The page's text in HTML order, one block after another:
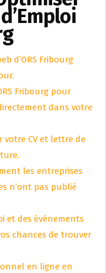
d’ORS Fribourg
Fribourg pour
dans votre
votre CV et lettre de
les entreprises
n’ont pas publié
et des événements
chances de trouver
en ligne en